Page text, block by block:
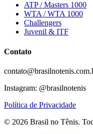
ATP / Masters 1000
WTA / WTA 1000
Challengers
Juvenil & ITF
Contato
Instagram: @brasilnotenis
Política de Privacidade
© 2026 Brasil no Tênis.